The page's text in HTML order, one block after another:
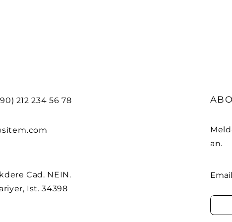
212 234 56 78
Cad. NEIN.
Ist. 34398
an.
Email